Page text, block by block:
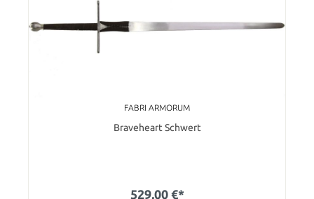
FABRI ARMORUM
Braveheart Schwert
529,00 €*